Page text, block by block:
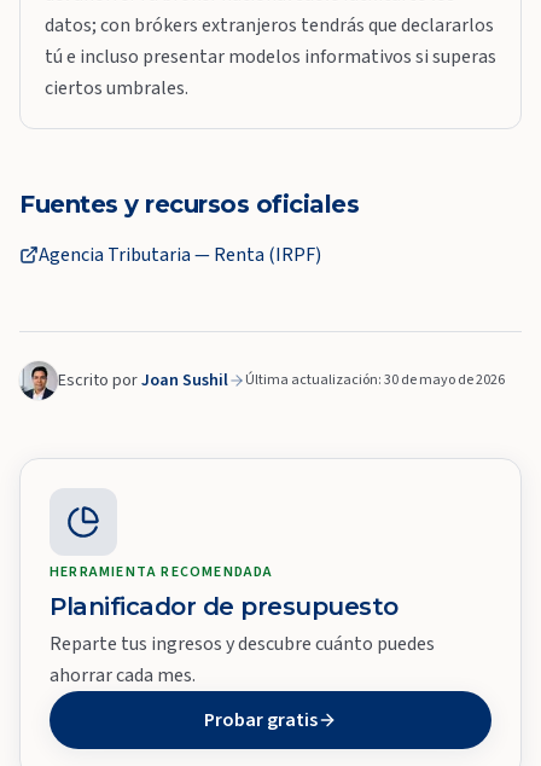
datos; con brókers extranjeros tendrás que declararlos
tú e incluso presentar modelos informativos si superas
ciertos umbrales.
Fuentes y recursos oficiales
Agencia Tributaria — Renta (IRPF)
Escrito porJoan Sushil Última actualización: 30 de mayo de 2026
HERRAMIENTA RECOMENDADA
Planificador de presupuesto
Reparte tus ingresos y descubre cuánto puedes
ahorrar cada mes.
Probar gratis